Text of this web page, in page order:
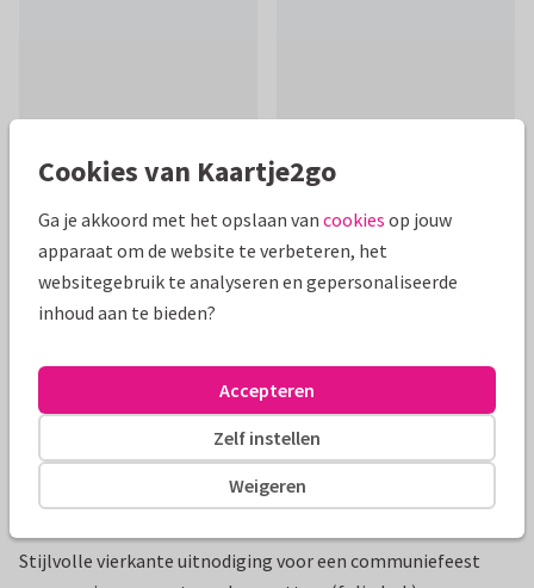
Productinformatie
Stijlvolle vierkante uitnodiging voor een communiefeest
Cookies van Kaartje2go
Ga je akkoord met het opslaan van cookies op jouw
apparaat om de website te verbeteren, het
websitegebruik te analyseren en gepersonaliseerde
inhoud aan te bieden?
Weigeren
Zelf instellen
Accepteren